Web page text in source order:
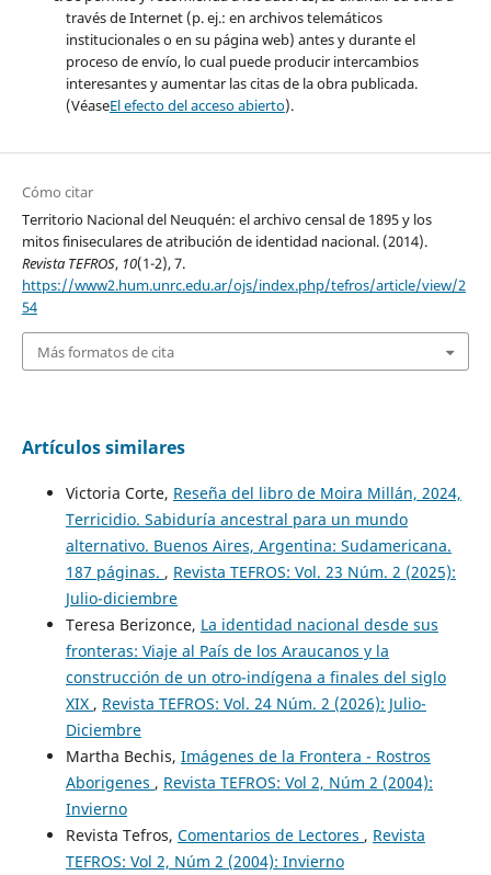
través de Internet (p. ej.: en archivos telemáticos
institucionales o en su página web) antes y durante el
proceso de envío, lo cual puede producir intercambios
interesantes y aumentar las citas de la obra publicada.
(VéaseEl efecto del acceso abierto).
Cómo citar
Territorio Nacional del Neuquén: el archivo censal de 1895 y los
mitos finiseculares de atribución de identidad nacional. (2014).
Revista TEFROS, 10(1-2), 7.
https://www2.hum.unrc.edu.ar/ojs/index.php/tefros/article/view/2
54
Más formatos de cita
Artículos similares
Victoria Corte, Reseña del libro de Moira Millán, 2024,
Terricidio. Sabiduría ancestral para un mundo
alternativo. Buenos Aires, Argentina: Sudamericana.
187 páginas. , Revista TEFROS: Vol. 23 Núm. 2 (2025):
Julio-diciembre
Teresa Berizonce, La identidad nacional desde sus
fronteras: Viaje al País de los Araucanos y la
construcción de un otro-indígena a finales del siglo
XIX , Revista TEFROS: Vol. 24 Núm. 2 (2026): Julio-
Diciembre
Martha Bechis, Imágenes de la Frontera - Rostros
Aborigenes , Revista TEFROS: Vol 2, Núm 2 (2004):
Invierno
Revista Tefros, Comentarios de Lectores , Revista
TEFROS: Vol 2, Núm 2 (2004): Invierno